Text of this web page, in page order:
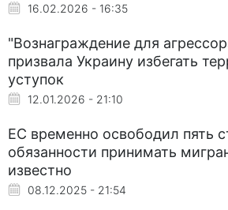
16.02.2026 - 16:35
"Вознаграждение для
призвала Украину избегать
уступок
12.01.2026 - 21:10
ЕС временно освободил пять
обязанности принимать
известно
08.12.2025 - 21:54